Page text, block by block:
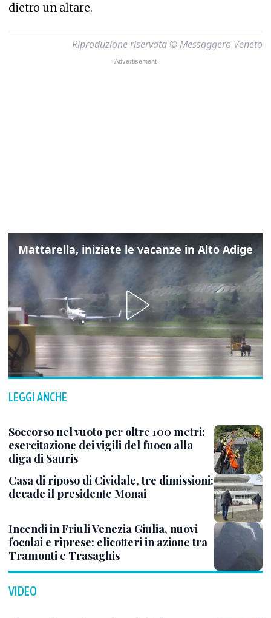
dietro un altare.
Riproduzione riservata © Messaggero Veneto
Mattarella, iniziate le vacanze in Alto Adige
LEGGI ANCHE
Soccorso nel vuoto per oltre 100 metri:
esercitazione dei vigili del fuoco alla
diga di Sauris
Casa di riposo di Cividale, tre dimissioni:
decade il presidente Monai
Incendi in Friuli Venezia Giulia, nuovi
focolai e riprese: elicotteri in azione tra
Tramonti e Trasaghis
VIDEO